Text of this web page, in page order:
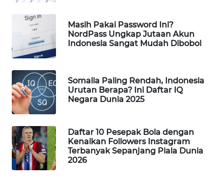
Masih Pakai Password Ini?
NordPass Ungkap Jutaan Akun
Indonesia Sangat Mudah Dibobol
Somalia Paling Rendah, Indonesia
Urutan Berapa? Ini Daftar IQ
Negara Dunia 2025
Daftar 10 Pesepak Bola dengan
Kenaikan Followers Instagram
Terbanyak Sepanjang Piala Dunia
2026
WAHANANEWS
ID
WAHANANEWS
CO ID
WAHANANEWS
WAHANA
SPORT